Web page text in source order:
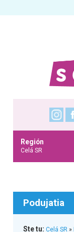
Región
Celá SR
Podujatia
Ste tu: Celá SR»